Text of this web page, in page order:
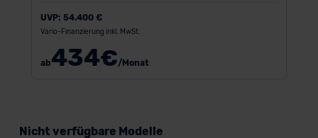
UVP: 54.400 €
Vario-Finanzierung inkl. MwSt.
ab434€/Monat
Nicht verfügbare Modelle